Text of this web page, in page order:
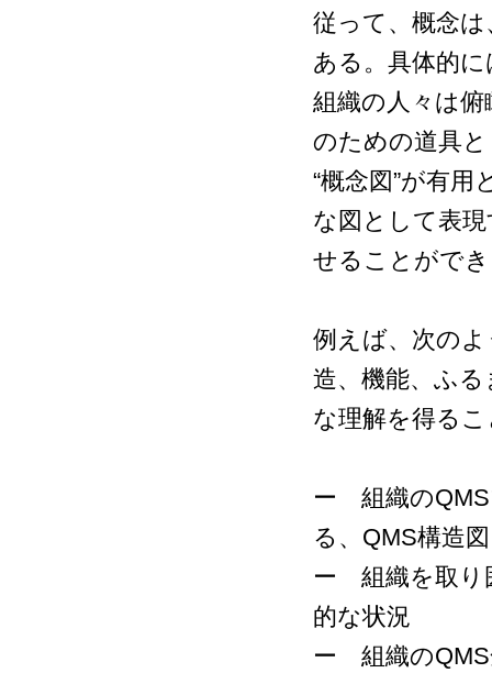
従って、概念
ある。具体的
組織の人々は
のための道具
“概念図”が有
な図として表
せることがで
例えば、次の
造、機能、ふ
な理解を得る
ー 組織のQMS
る、QMS構造図
ー 組織を取り
的な状況
ー 組織のQMS